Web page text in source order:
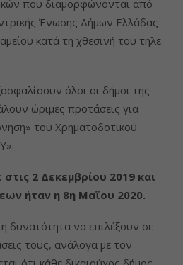
που διαμορφώνονται από
Ένωσης Δήμων Ελλάδας
κατά τη χθεσινή του τηλε
όλοι οι δήμοι της
ώριμες προτάσεις για
του Χρηματοδοτικού
2 Δεκεμβρίου 2019 και
ήταν η 8η Μαΐου 2020.
δυνατότητα να επιλέξουν σε
τους, ανάλογα με τον